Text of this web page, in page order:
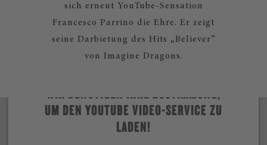
sich erneut YouTube-Sensation
Francesco Parrino die Ehre. Er zeigt
seine Darbietung des Hits „Believer“
von Imagine Dragons.
WIR BENÖTIGEN IHRE ZUSTIMMUNG,
UM DEN YOUTUBE VIDEO-SERVICE ZU
LADEN!